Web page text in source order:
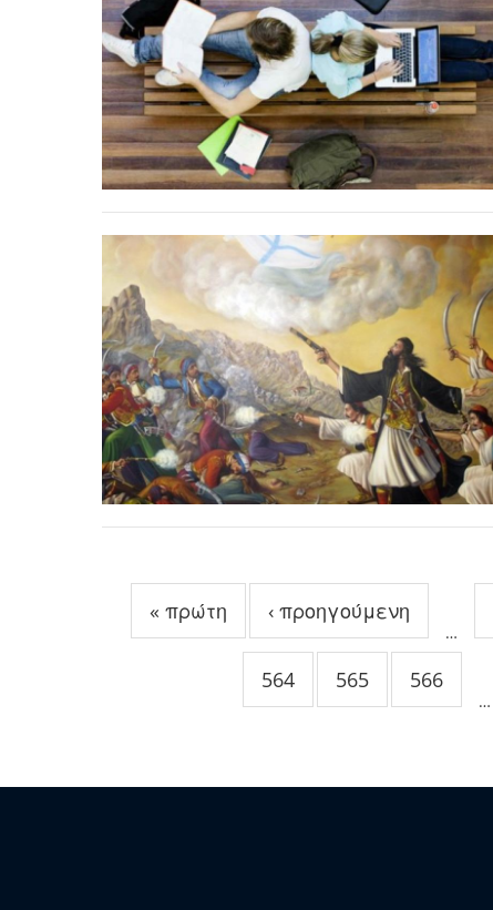
« πρώτη ‹ προηγούμενη
…
564 565 566
…